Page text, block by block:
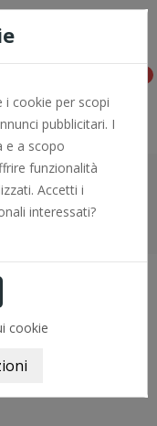
- per info +0966
Industriali
FAG
i cookie per scopi
pubblicitari. I
e a scopo
funzionalità
Accetti i
interessati?
cookie